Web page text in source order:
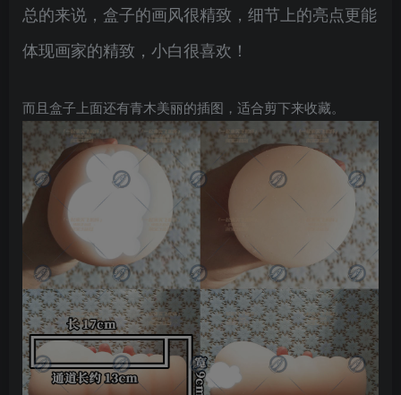
总的来说，盒子的画风很精致，细节上的亮点更能
体现画家的精致，小白很喜欢！
而且盒子上面还有青木美丽的插图，适合剪下来收藏。